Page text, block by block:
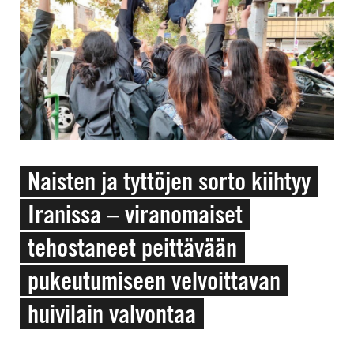
Naisten ja tyttöjen sorto kiihtyy
Iranissa – viranomaiset
tehostaneet peittävään
pukeutumiseen velvoittavan
huivilain valvontaa